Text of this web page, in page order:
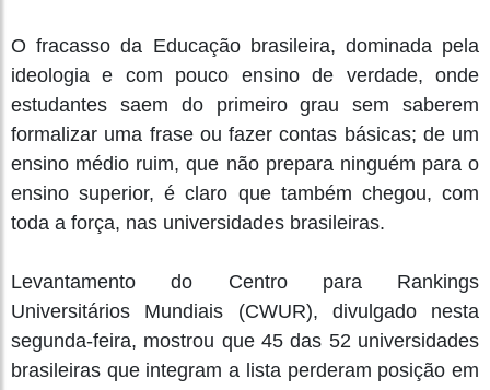
O fracasso da Educação brasileira, dominada pela
ideologia e com pouco ensino de verdade, onde
estudantes saem do primeiro grau sem saberem
formalizar uma frase ou fazer contas básicas; de um
ensino médio ruim, que não prepara ninguém para o
ensino superior, é claro que também chegou, com
toda a força, nas universidades brasileiras.
Levantamento do Centro para Rankings
Universitários Mundiais (CWUR), divulgado nesta
segunda-feira, mostrou que 45 das 52 universidades
brasileiras que integram a lista perderam posição em